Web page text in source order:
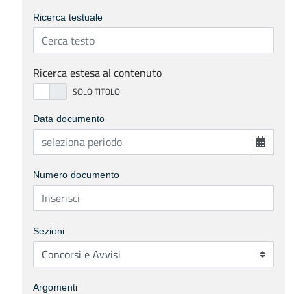
Ricerca testuale
Ricerca estesa al contenuto
Data documento
Numero documento
Sezioni
Argomenti